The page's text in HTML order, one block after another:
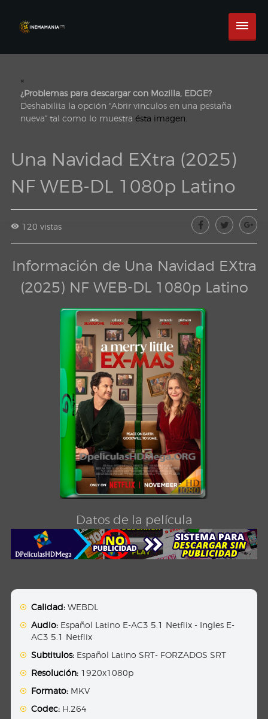
×
¿Problemas para descargar con Mozilla, EDGE?
Deshabilita la opción "Abrir vinculos en una pestaña
nueva" tal como lo muestra ésta imagen.
Una Navidad EXtra (2025)
NF WEB-DL 1080p Latino
120 vistas
Información de Una Navidad EXtra
(2025) NF WEB-DL 1080p Latino
Datos de la película
Calidad: WEBDL
Audio: Español Latino E-AC3 5.1 Netflix - Ingles E-
AC3 5.1 Netflix
Subtitulos: Español Latino SRT- FORZADOS SRT
Resolución: 1920x1080p
Formato: MKV
Codec: H.264